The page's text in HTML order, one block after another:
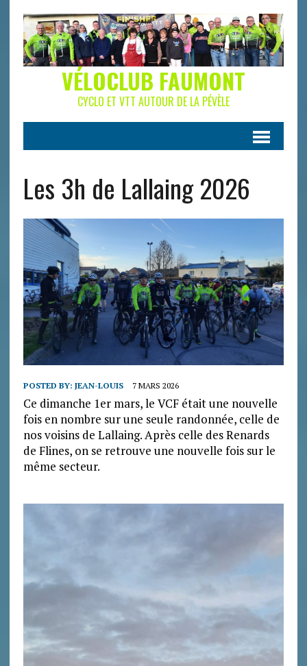
VÉLOCLUB FAUMONT
CYCLO ET VTT AUTOUR DE LA PÉVÈLE
Les 3h de Lallaing 2026
POSTED BY: JEAN-LOUIS 7 MARS 2026
Ce dimanche 1er mars, le VCF était une nouvelle
fois en nombre sur une seule randonnée, celle de
nos voisins de Lallaing. Après celle des Renards
de Flines, on se retrouve une nouvelle fois sur le
même secteur.